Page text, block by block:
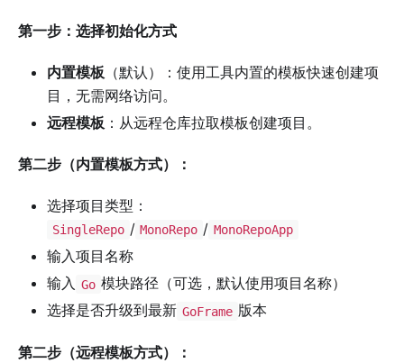
第一步：选择初始化方式
内置模板 （默认）：使用工具内置的模板快速创建项
目，无需网络访问。
远程模板 ：从远程仓库拉取模板创建项目。
第二步（内置模板方式）：
选择项目类型：
SingleRepo / MonoRepo / MonoRepoApp
输入项目名称
输入 Go 模块路径（可选，默认使用项目名称）
选择是否升级到最新 GoFrame 版本
第二步（远程模板方式）：